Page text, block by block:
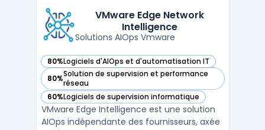
nativement à Power BI pour fournir des
tableaux de bord précis ...
VMware Edge Network
Intelligence
Solutions AIOps Vmware
80%Logiciels d'AIOps et d'automatisation IT
— voir VMware Edge Network Intelligence dans cette
80%Solution de supervision et performance
réseau
— voir VMware Edge Network Intelligence dans cette
60%Logiciels de supervision informatique
— voir VMware Edge Network Intelligence dans cette
VMware Edge Intelligence est une solution
AIOps indépendante des fournisseurs, axée